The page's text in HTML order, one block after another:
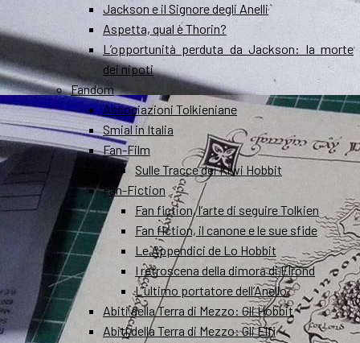
Jackson e il Signore degli Anelli
Aspetta, qual è Thorin?
L’opportunità perduta da Jackson: la morte
dei nipoti
Fandom
Associazioni Tolkieniane
Smial in Italia
Fan-Film
Sulle Tracce dei Kiwi Hobbit
Fan-Fiction
Fan fiction, l’arte di seguire Tolkien
Fan fiction, il canone e le sue sfide
Le Appendici de Lo Hobbit
I retroscena della dimora di Elrond
L’ultimo portatore dell’Anello
Abiti della Terra di Mezzo: Gli Hobbit
Abiti della Terra di Mezzo: Gli Elfi